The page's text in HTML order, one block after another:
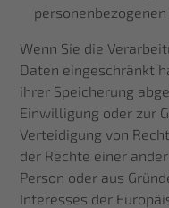
Wenn Sie die
Daten eingeschränkt
ihrer Speicherung
Einwilligung oder zur
Verteidigung von
der Rechte einer
Person oder aus
Interesses der